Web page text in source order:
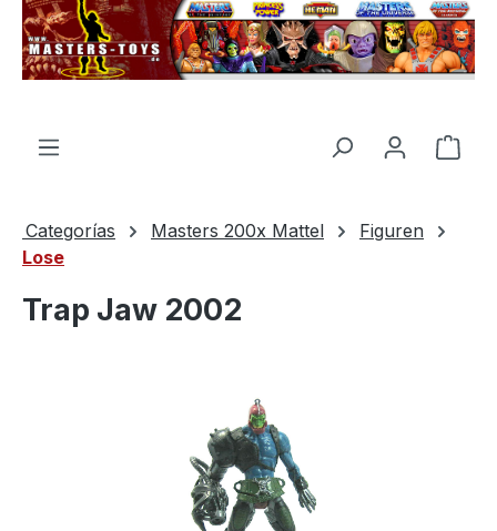
principal
El
Categorías Masters 200x Mattel
Figuren
Lose
Trap Jaw 2002